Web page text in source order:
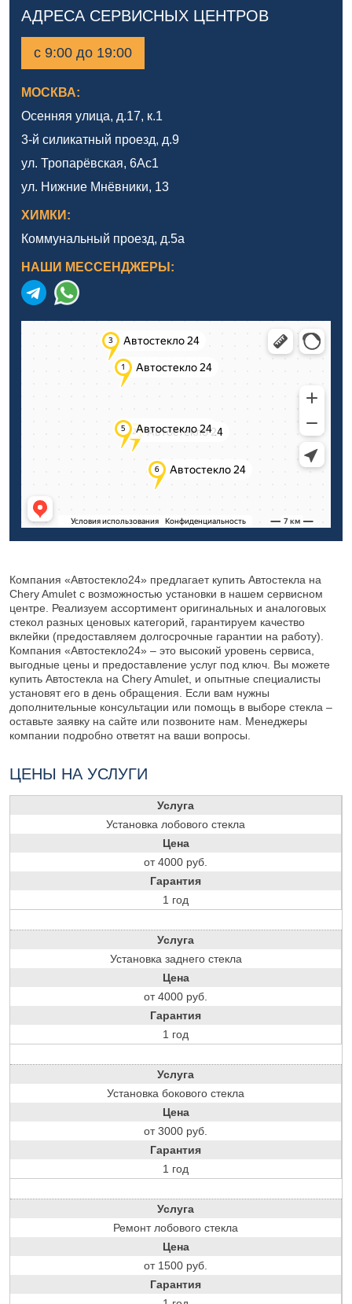
АДРЕСА СЕРВИСНЫХ ЦЕНТРОВ
с 9:00 до 19:00
МОСКВА:
Осенняя улица, д.17, к.1
3-й силикатный проезд, д.9
ул. Тропарёвская, 6Ас1
ул. Нижние Мнёвники, 13
ХИМКИ:
Коммунальный проезд, д.5а
НАШИ МЕССЕНДЖЕРЫ:
Компания «Автостекло24» предлагает купить Автостекла на
Chery Amulet с возможностью установки в нашем сервисном
центре. Реализуем ассортимент оригинальных и аналоговых
стекол разных ценовых категорий, гарантируем качество
вклейки (предоставляем долгосрочные гарантии на работу).
Компания «Автостекло24» – это высокий уровень сервиса,
выгодные цены и предоставление услуг под ключ. Вы можете
купить Автостекла на Chery Amulet, и опытные специалисты
установят его в день обращения. Если вам нужны
дополнительные консультации или помощь в выборе стекла –
оставьте заявку на сайте или позвоните нам. Менеджеры
компании подробно ответят на ваши вопросы.
ЦЕНЫ НА УСЛУГИ
Услуга
Установка лобового стекла
Цена
от 4000 руб.
Гарантия
1 год
Услуга
Установка заднего стекла
Цена
от 4000 руб.
Гарантия
1 год
Услуга
Установка бокового стекла
Цена
от 3000 руб.
Гарантия
1 год
Услуга
Ремонт лобового стекла
Цена
от 1500 руб.
Гарантия